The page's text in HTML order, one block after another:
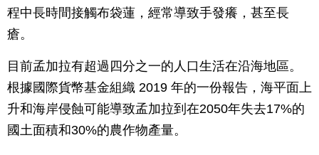
程中長時間接觸布袋蓮，經常導致手發癢，甚至長
瘡。
目前孟加拉有超過四分之一的人口生活在沿海地區。
根據國際貨幣基金組織 2019 年的一份報告，海平面上
升和海岸侵蝕可能導致孟加拉到在2050年失去17%的
國土面積和30%的農作物產量。